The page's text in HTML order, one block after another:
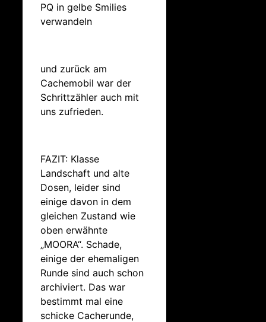
PQ in gelbe Smilies
verwandeln
und zurück am
Cachemobil war der
Schrittzähler auch mit
uns zufrieden.
FAZIT: Klasse
Landschaft und alte
Dosen, leider sind
einige davon in dem
gleichen Zustand wie
oben erwähnte
„MOORA“. Schade,
einige der ehemaligen
Runde sind auch schon
archiviert. Das war
bestimmt mal eine
schicke Cacherunde,